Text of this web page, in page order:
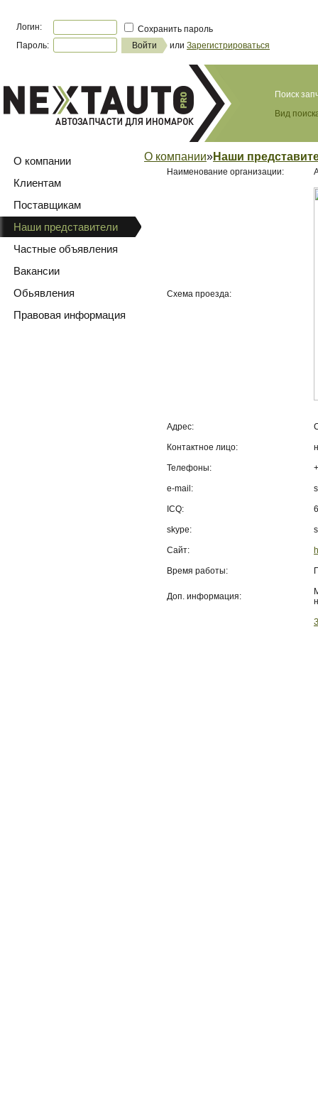
Логин:
Сохранить пароль
Пароль:
или Зарегистрироваться
Поиск
Вид
О компании
Клиентам
Поставщикам
Наши представители
Частные объявления
Вакансии
Обьявления
Правовая информация
О компании»Наши
Наименование организации:
Схема проезда:
Адрес:
Контактное лицо:
Телефоны:
e-mail:
ICQ:
skype:
Сайт:
Время работы:
Доп. информация: